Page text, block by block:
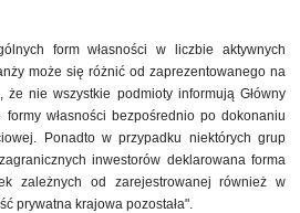
17 0,1%
form własności w liczbie aktywnych
może się różnić od zaprezentowanego na
że nie wszystkie podmioty informują Główny
własności bezpośrednio po dokonaniu
Ponadto w przypadku niektórych grup
inwestorów deklarowana forma
zależnych od zarejestrowanej również w
prywatna krajowa pozostała".